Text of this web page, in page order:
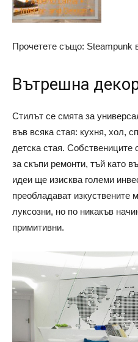
Прочетете също: Steampunk
Вътрешна
Стилът се смята за
във всяка стая: кухня, хол,
детска стая. Собствениците
за скъпи ремонти, тъй като
идеи ще изисква големи
преобладават изкуствените
луксозни, но по никакъв
примитивни.